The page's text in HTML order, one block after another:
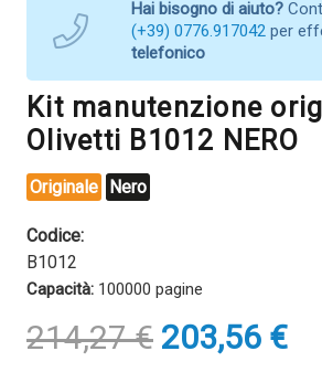
Hai bisogno di aiuto?
(+39) 0776.917042 per
telefonico
Kit manutenzione
Olivetti B1012 NERO
Originale Nero
Codice:
B1012
Capacità: 100000 pagine
214,27€ Il
prezzo
203,56 €Il